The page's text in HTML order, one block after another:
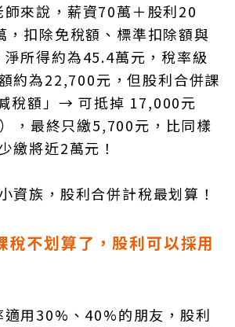
來說，薪資70萬＋股利20
，扣除免稅額、標準扣除額與
所得約為45.4萬元，稅率級
約為22,700元，但股利合併課
稅額」→ 可抵掉 17,000元
，最終只繳5,700元，比同樣
繳將近2萬元！
資族，股利合併計稅最划算！
稅不划算了，股利可以採用
適用30%、40%的朋友，股利